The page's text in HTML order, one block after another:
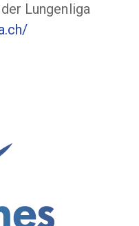
Lungenliga